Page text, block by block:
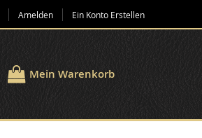
Amelden Ein Konto Erstellen
Mein Warenkorb